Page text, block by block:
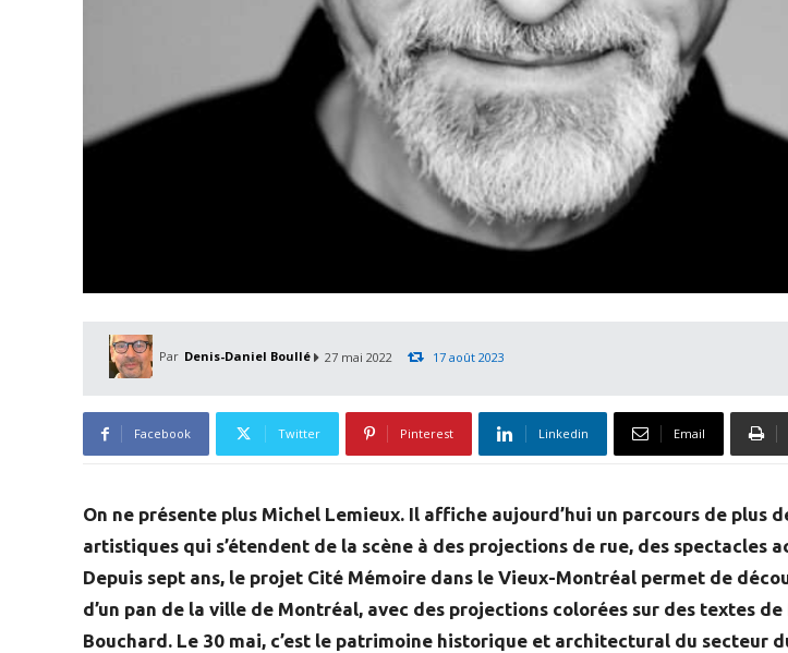
Par Denis-Daniel Boullé 27 mai 2022 17 août 2023
Facebook Twitter Pinterest Linkedin Email
On ne présente plus Michel Lemieux. Il affiche aujourd’hui un parcours de plus
artistiques qui s’étendent de la scène à des projections de rue, des spectacles
Depuis sept ans, le projet Cité Mémoire dans le Vieux-Montréal permet de
d’un pan de la ville de Montréal, avec des projections colorées sur des textes
Bouchard. Le 30 mai, c’est le patrimoine historique et architectural du secteur